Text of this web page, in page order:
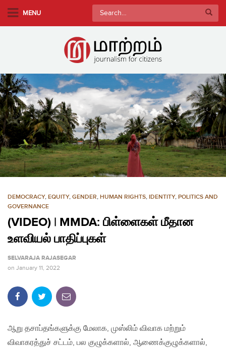
m
a
i
n
c
o
n
t
MENU
Search
for:
DEMOCRACY, EQUITY, GENDER, HUMAN RIGHTS, IDENTITY, POLITICS AND
GOVERNANCE
(VIDEO) | MMDA: பிள்ளைகள் மீதான
உளவியல் பாதிப்புகள்
SELVARAJA RAJASEGAR
on January 11, 2022
ஆறு தசாப்தங்களுக்கு மேலாக, முஸ்லிம் விவாக மற்றும்
விவாகரத்துச் சட்டம், பல குழுக்களால், ஆணைக்குழுக்களால்,